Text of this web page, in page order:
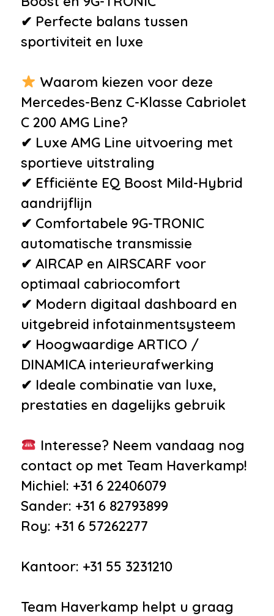
✔ Perfecte balans tussen
sportiviteit en luxe
Waarom kiezen voor deze
Mercedes-Benz C-Klasse Cabriolet
C 200 AMG Line?
✔ Luxe AMG Line uitvoering met
sportieve uitstraling
✔ Efficiënte EQ Boost Mild-Hybrid
aandrijflijn
✔ Comfortabele 9G-TRONIC
automatische transmissie
✔ AIRCAP en AIRSCARF voor
optimaal cabriocomfort
✔ Modern digitaal dashboard en
uitgebreid infotainmentsysteem
✔ Hoogwaardige ARTICO /
DINAMICA interieurafwerking
✔ Ideale combinatie van luxe,
prestaties en dagelijks gebruik
Interesse? Neem vandaag nog
contact op met Team Haverkamp!
Michiel: +31 6 22406079
Sander: +31 6 82793899
Roy: +31 6 57262277
Kantoor: +31 55 3231210
Team Haverkamp helpt u graag